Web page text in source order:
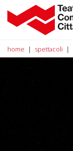
home spettacoli